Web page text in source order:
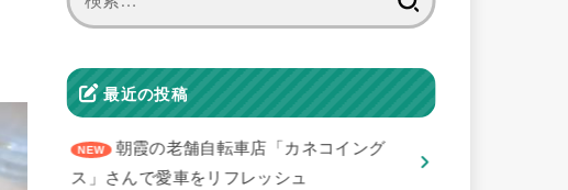
最近の投稿
朝霞の老舗自転車店「カネコイング
ス」さんで愛車をリフレッシュ